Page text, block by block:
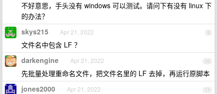
不好意思，手头没有 windows 可以测试。请问下有没有 linux 下
的办法？
9
skys215 Apr 21, 2022
文件名中包含 LF ？
10
darkengine Apr 21, 2022
先批量处理重命名文件，把文件名里的 LF 去掉，再运行原脚本
11
jones2000 Apr 21, 2022